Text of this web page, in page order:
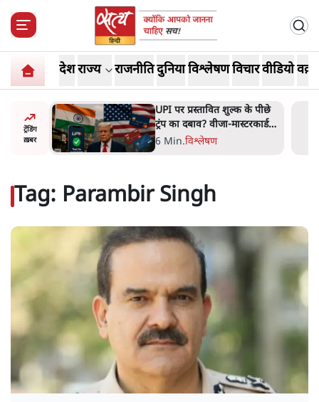
देशराज्य राजनीतिदुनियाविश्लेषणविचारवीडियो
ट्रेंडिंग
ख़बर
अहमद
में बंद
UPI पर प्रस्तावित शुल्क के पीछे
ट्रंप का दबाव? वीजा-मास्टरकार्ड
को फायदा पहुँचाने की चर्चा
6 Min.विश्लेषण
Tag: Parambir Singh